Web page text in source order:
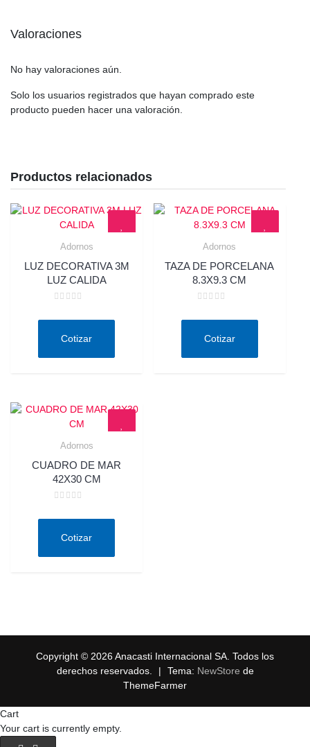
Valoraciones
No hay valoraciones aún.
Solo los usuarios registrados que hayan comprado este
producto pueden hacer una valoración.
Productos relacionados
Adornos
LUZ DECORATIVA 3M
LUZ CALIDA
deCotizar
Adornos
TAZA DE PORCELANA
8.3X9.3 CM
deCotizar
Adornos
CUADRO DE MAR
42X30 CM
deCotizar
Copyright © 2026 Anacasti Internacional SA. Todos los
derechos reservados.
| Tema: NewStore de
ThemeFarmer
Cart
Your cart is currently empty.